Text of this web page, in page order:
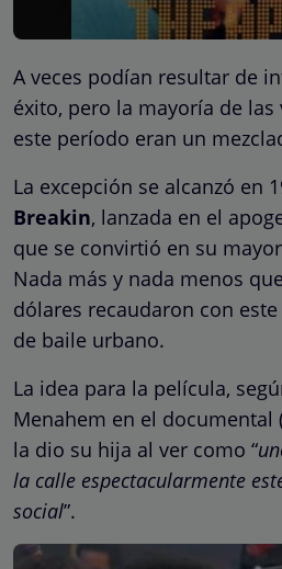
A veces podían resultar de
éxito, pero la mayoría de
este período eran un
La excepción se alcanzó en
Breakin, lanzada en el
que se convirtió en su
Nada más y nada menos
dólares recaudaron con
de baile urbano.
La idea para la película,
Menahem en el documental
la dio su hija al ver como “
la calle espectacularmente
social”.